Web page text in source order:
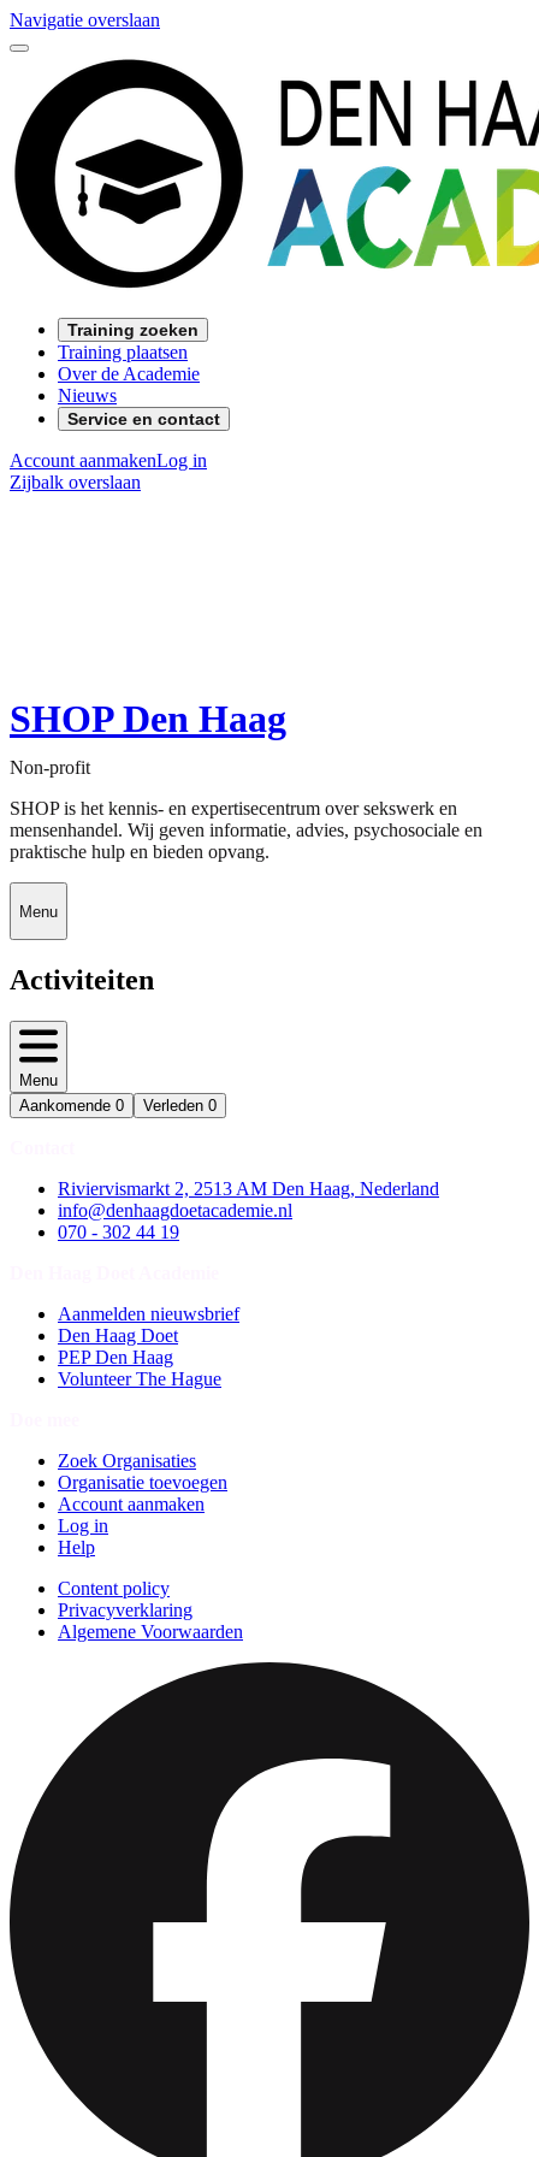
Navigatie overslaan
Training zoeken
Training plaatsen
Over de Academie
Nieuws
Service en contact
Account aanmakenLog in
Zijbalk overslaan
SHOP Den Haag
Non-profit
SHOP is het kennis- en expertisecentrum over sekswerk en
mensenhandel. Wij geven informatie, advies, psychosociale en
praktische hulp en bieden opvang.
Menu
Activiteiten
Menu
Aankomende 0 Verleden 0
Riviervismarkt 2, 2513 AM Den Haag, Nederland
info@denhaagdoetacademie.nl
070 - 302 44 19
Aanmelden nieuwsbrief
Den Haag Doet
PEP Den Haag
Volunteer The Hague
Zoek Organisaties
Organisatie toevoegen
Account aanmaken
Log in
Help
Content policy
Privacyverklaring
Algemene Voorwaarden